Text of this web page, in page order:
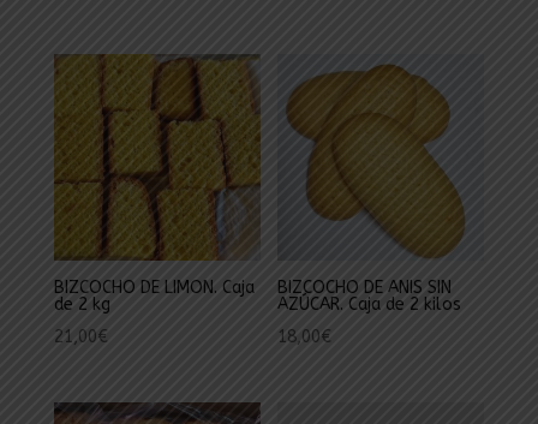
BIZCOCHO DE LIMON. Caja
de 2 kg
21,00€
BIZCOCHO DE ANIS SIN
AZÚCAR. Caja de 2 kilos
18,00€